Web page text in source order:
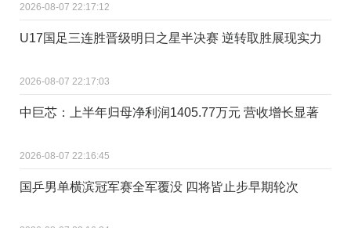
2026-08-07 22:17:12
U17国足三连胜晋级明日之星半决赛 逆转取胜展现实力
2026-08-07 22:17:03
中巨芯：上半年归母净利润1405.77万元 营收增长显著
2026-08-07 22:16:45
国乒男单横滨冠军赛全军覆没 四将皆止步早期轮次